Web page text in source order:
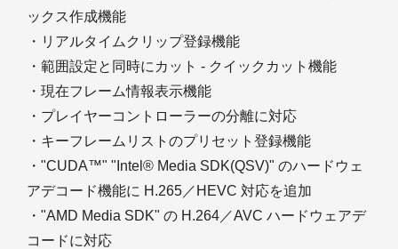
ックス作成機能
・リアルタイムクリップ登録機能
・範囲設定と同時にカット - クイックカット機能
・現在フレーム情報表示機能
・プレイヤーコントローラーの分離に対応
・キーフレームリストのプリセット登録機能
・"CUDA™" "Intel® Media SDK(QSV)" のハードウェ
アデコード機能に H.265／HEVC 対応を追加
・"AMD Media SDK" の H.264／AVC ハードウェアデ
コードに対応